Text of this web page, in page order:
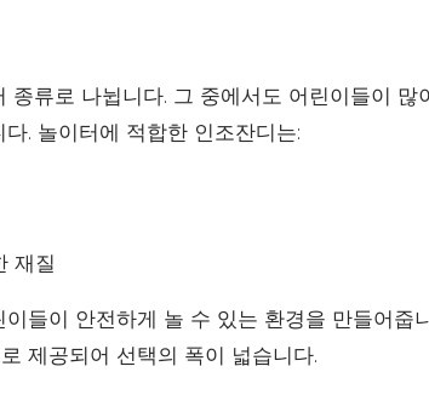
종류로 나뉩니다. 그 중에서도 어린이들이 많
. 놀이터에 적합한 인조잔디는:
재질
들이 안전하게 놀 수 있는 환경을 만들어줍
제공되어 선택의 폭이 넓습니다.